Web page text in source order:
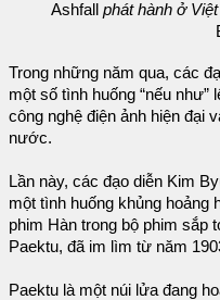
Ashfall phát hành ở
Trong những năm qua, các
một số tình huống “nếu
công nghệ điện ảnh hiện đại
nước.
Lần này, các đạo diễn Kim
một tình huống khủng
phim Hàn trong bộ phim sắp
Paektu, đã im lìm từ năm
Paektu là một núi lửa đang